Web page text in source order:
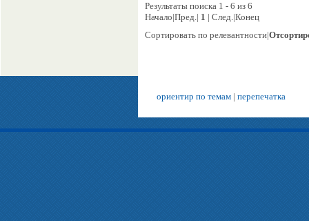
Результаты поиска 1 - 6 из 6
Начало|Пред.| 1 | След.|Конец
Сортировать по релевантности|
ориентир по темам | перепечатка